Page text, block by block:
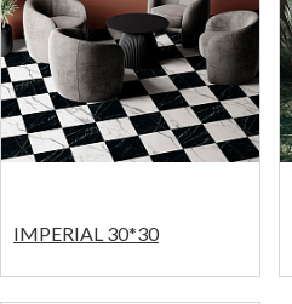
IMPERIAL 30*30